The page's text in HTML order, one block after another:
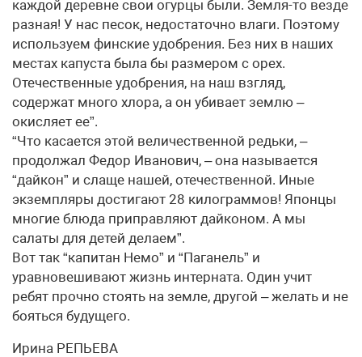
каждой деревне свои огурцы были. Земля-то везде
разная! У нас песок, недостаточно влаги. Поэтому
используем финские удобрения. Без них в наших
местах капуста была бы размером с орех.
Отечественные удобрения, на наш взгляд,
содержат много хлора, а он убивает землю –
окисляет ее”.
“Что касается этой величественной редьки, –
продолжал Федор Иванович, – она называется
“дайкон” и слаще нашей, отечественной. Иные
экземпляры достигают 28 килограммов! Японцы
многие блюда приправляют дайконом. А мы
салаты для детей делаем”.
Вот так “капитан Немо” и “Паганель” и
уравновешивают жизнь интерната. Один учит
ребят прочно стоять на земле, другой – желать и не
бояться будущего.
Ирина РЕПЬЕВА